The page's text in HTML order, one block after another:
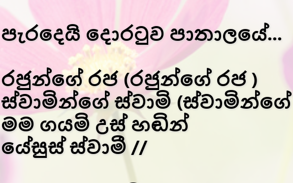
පැරදෙයි දොරටුව පාතාලයේ...
රජුන්ගේ රජ (රජුන්ගේ රජ )
ස්වාමින්ගේ ස්වාමි (ස්වාමින්ගේ
මම ගයමි උස් හඬින්
යේසුස් ස්වාමී //